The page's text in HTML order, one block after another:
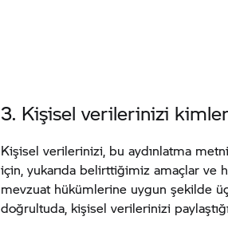
3. Kişisel verilerinizi
Kişisel verilerinizi, bu aydınlatma
için, yukarıda belirttiğimiz amaçlar
mevzuat hükümlerine uygun şekilde
doğrultuda, kişisel verilerinizi